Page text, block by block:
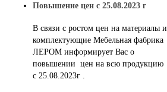
Повышение цен с 25.08.2023 г
В связи с ростом цен на материалы и
комплектующие Мебельная фабрика
ЛЕРОМ информирует Вас о
повышении цен на всю продукцию
с 25.08.2023г .